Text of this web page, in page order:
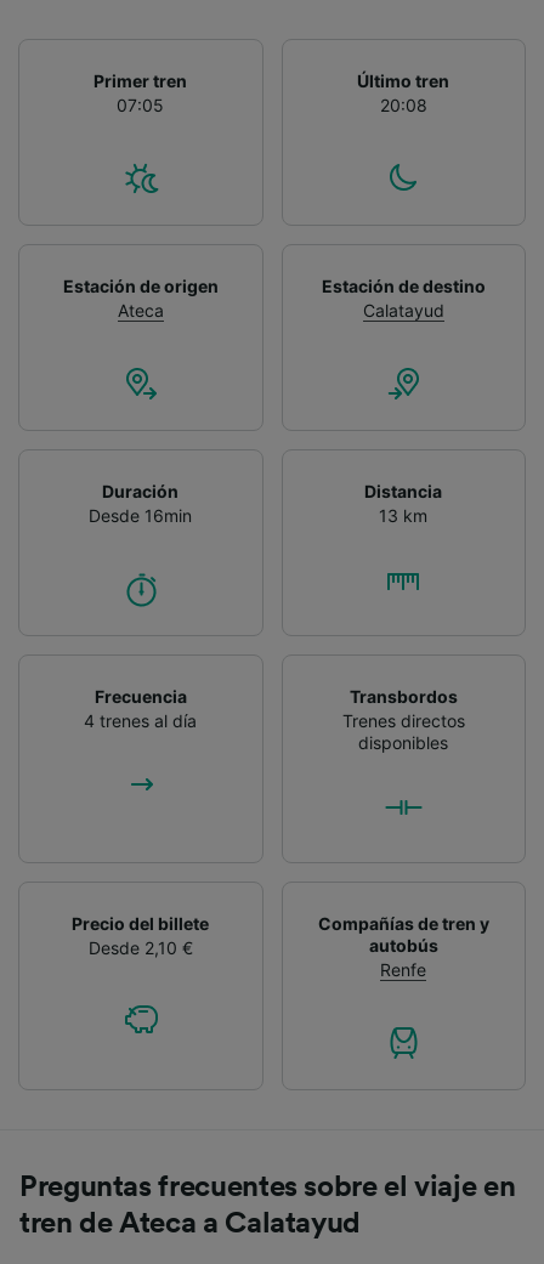
Primer tren
07:05
Último tren
20:08
Estación de origen
Ateca
Estación de destino
Calatayud
Duración
Desde 16min
Distancia
13 km
Frecuencia
4 trenes al día
Transbordos
Trenes directos
disponibles
Precio del billete
Desde 2,10 €
Compañías de tren y
autobús
Renfe
Preguntas frecuentes sobre el viaje en
tren de Ateca a Calatayud